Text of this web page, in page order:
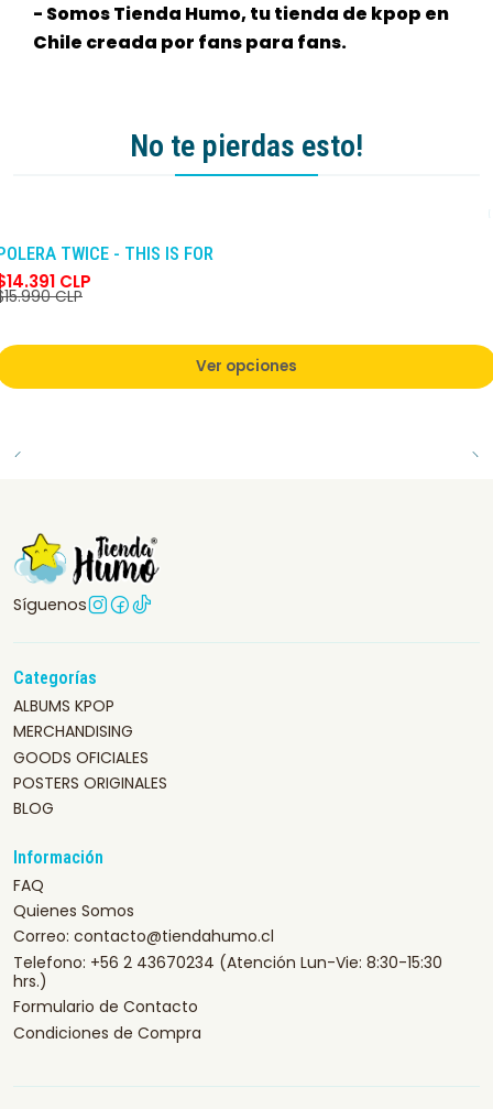
- Somos Tienda Humo, tu tienda de kpop en
Chile creada por fans para fans.
No te pierdas esto!
TWICE - THIS IS FOR
CLP
CLP
Ver opciones
Síguenos
Categorías
ALBUMS KPOP
MERCHANDISING
GOODS OFICIALES
POSTERS ORIGINALES
BLOG
Información
FAQ
Quienes Somos
Correo: contacto@tiendahumo.cl
Telefono: +56 2 43670234 (Atención Lun-Vie: 8:30-15:30
hrs.)
Formulario de Contacto
Condiciones de Compra